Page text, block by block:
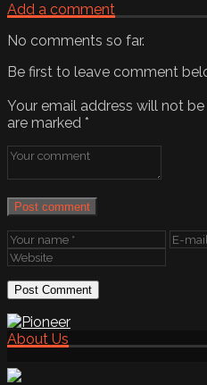
Add a comment
No comments so far.
Be first to leave comment
Your email address will not
are marked *
Post comment
About Us